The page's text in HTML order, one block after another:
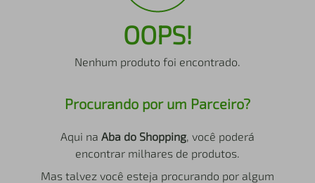
OOPS!
Nenhum produto foi encontrado.
Procurando por um Parceiro?
Aqui na Aba do Shopping, você poderá
encontrar milhares de produtos.
Mas talvez você esteja procurando por algum
iphone